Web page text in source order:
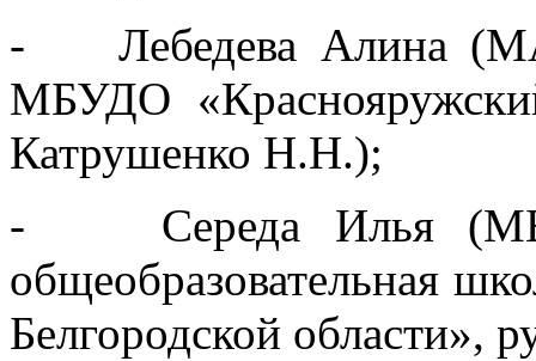
- Лебедева Алина
МБУДО
Катрушенко Н.Н.);
- Середа Илья (МБОУ
общеобразовательная
Белгородской области»,